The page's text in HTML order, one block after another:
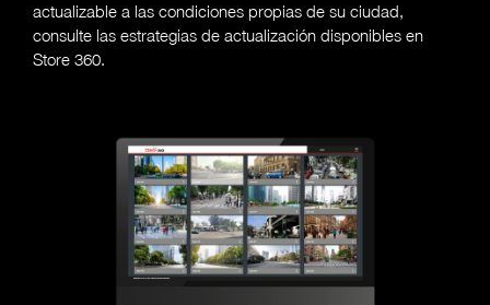
actualizable a las condiciones propias de su ciudad,
consulte las estrategias de actualización disponibles en
Store 360.